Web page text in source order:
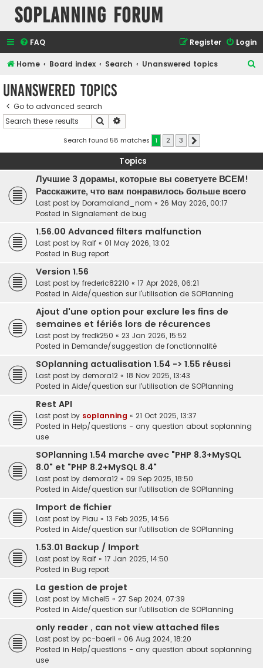
SOPlanning Forum
FAQ Login
Register
Home Board index Search Unanswered topics
Unanswered topics
Go to advanced search
Search
Search found 58 matches 1 2 3
Topics
Лучшие 3 дорамы, которые вы советуете ВСЕМ!
Расскажите, что вам понравилось больше всего
Last post by Doramaland_nom « 26 May 2026, 00:17
Posted in Signalement de bug
1.56.00 Advanced filters malfunction
Last post by Ralf « 01 May 2026, 13:02
Posted in Bug report
Version 1.56
Last post by frederic82210 « 17 Apr 2026, 06:21
Posted in Aide/question sur l'utilisation de SOPlanning
Ajout d'une option pour exclure les fins de
semaines et fériés lors de récurences
Last post by fredk250 « 23 Jan 2026, 15:52
Posted in Demande/suggestion de fonctionnalité
SOplanning actualisation 1.54 -> 1.55 réussi
Last post by demora12 « 18 Nov 2025, 13:43
Posted in Aide/question sur l'utilisation de SOPlanning
Rest API
Last post by soplanning « 21 Oct 2025, 13:37
Posted in Help/questions - any question about soplanning
use
SOPlanning 1.54 marche avec "PHP 8.3+MySQL
8.0" et "PHP 8.2+MySQL 8.4"
Last post by demora12 « 09 Sep 2025, 18:50
Posted in Aide/question sur l'utilisation de SOPlanning
Import de fichier
Last post by Piau « 13 Feb 2025, 14:56
Posted in Aide/question sur l'utilisation de SOPlanning
1.53.01 Backup / Import
Last post by Ralf « 17 Jan 2025, 14:50
Posted in Bug report
La gestion de projet
Last post by Michel5 « 27 Sep 2024, 07:39
Posted in Aide/question sur l'utilisation de SOPlanning
only reader , can not view attached files
Last post by pc-baerli « 06 Aug 2024, 18:20
Posted in Help/questions - any question about soplanning
use